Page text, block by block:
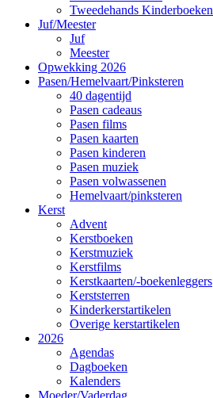
Tweedehands Kinderboeken
Juf/Meester
Juf
Meester
Opwekking 2026
Pasen/Hemelvaart/Pinksteren
40 dagentijd
Pasen cadeaus
Pasen films
Pasen kaarten
Pasen kinderen
Pasen muziek
Pasen volwassenen
Hemelvaart/pinksteren
Kerst
Advent
Kerstboeken
Kerstmuziek
Kerstfilms
Kerstkaarten/-boekenleggers
Kerststerren
Kinderkerstartikelen
Overige kerstartikelen
2026
Agendas
Dagboeken
Kalenders
Moeder/Vaderdag